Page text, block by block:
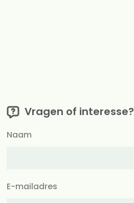
Vragen of interesse?
Naam
E-mailadres